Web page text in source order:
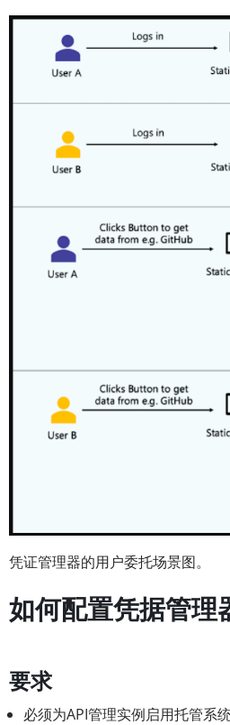
凭证管理器的用户委托场景图。
如何配置凭据管理
要求
必须为API管理实例启用托管系统